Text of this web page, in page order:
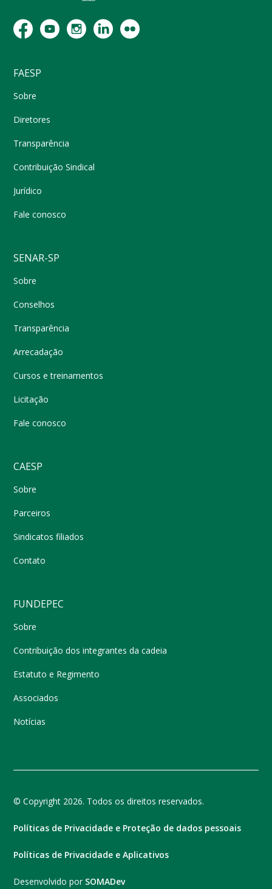
FAESP
Sobre
Diretores
Transparência
Contribuição Sindical
Jurídico
Fale conosco
SENAR-SP
Sobre
Conselhos
Transparência
Arrecadação
Cursos e treinamentos
Licitação
Fale conosco
CAESP
Sobre
Parceiros
Sindicatos filiados
Contato
FUNDEPEC
Sobre
Contribuição dos integrantes da cadeia
Estatuto e Regimento
Associados
Notícias
© Copyright 2026. Todos os direitos reservados.
Políticas de Privacidade e Proteção de dados pessoais
Políticas de Privacidade e Aplicativos
Desenvolvido por SOMADev